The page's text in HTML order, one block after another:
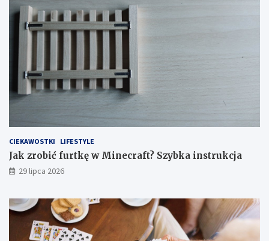
CIEKAWOSTKI LIFESTYLE
Jak zrobić furtkę w Minecraft? Szybka instrukcja
29 lipca 2026